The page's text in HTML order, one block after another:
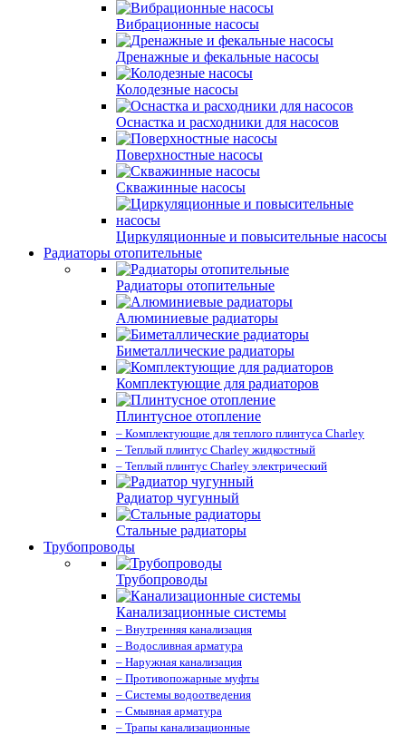
Вибрационные насосы
Дренажные и фекальные насосы
Колодезные насосы
Оснастка и расходники для насосов
Поверхностные насосы
Скважинные насосы
Циркуляционные и повысительные насосы
Радиаторы отопительные
Радиаторы отопительные
Алюминиевые радиаторы
Биметаллические радиаторы
Комплектующие для радиаторов
Плинтусное отопление
– Комплектующие для теплого плинтуса Charley
– Теплый плинтус Charley жидкостный
– Теплый плинтус Charley электрический
Радиатор чугунный
Стальные радиаторы
Трубопроводы
Трубопроводы
Канализационные системы
– Внутренняя канализация
– Водосливная арматура
– Наружная канализация
– Противопожарные муфты
– Системы водоотведения
– Смывная арматура
– Трапы канализационные